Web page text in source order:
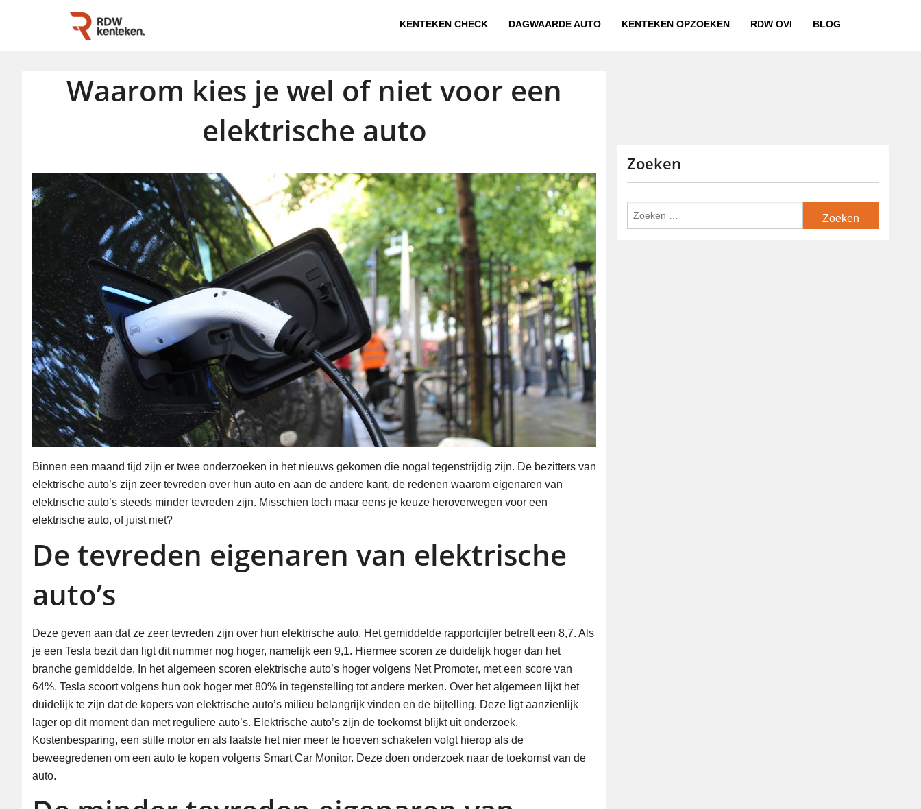
KENTEKEN CHECK DAGWAARDE AUTO KENTEKEN OPZOEKEN RDW OVI BLOG
Waarom kies je wel of niet voor een
elektrische auto
Binnen een maand tijd zijn er twee onderzoeken in het nieuws gekomen die nogal tegenstrijdig zijn. De bezitters van
elektrische auto’s zijn zeer tevreden over hun auto en aan de andere kant, de redenen waarom eigenaren van
elektrische auto’s steeds minder tevreden zijn. Misschien toch maar eens je keuze heroverwegen voor een
elektrische auto, of juist niet?
De tevreden eigenaren van elektrische
auto’s
Deze geven aan dat ze zeer tevreden zijn over hun elektrische auto. Het gemiddelde rapportcijfer betreft een 8,7. Als
je een Tesla bezit dan ligt dit nummer nog hoger, namelijk een 9,1. Hiermee scoren ze duidelijk hoger dan het
branche gemiddelde. In het algemeen scoren elektrische auto’s hoger volgens Net Promoter, met een score van
64%. Tesla scoort volgens hun ook hoger met 80% in tegenstelling tot andere merken. Over het algemeen lijkt het
duidelijk te zijn dat de kopers van elektrische auto’s milieu belangrijk vinden en de bijtelling. Deze ligt aanzienlijk
lager op dit moment dan met reguliere auto’s. Elektrische auto’s zijn de toekomst blijkt uit onderzoek.
Kostenbesparing, een stille motor en als laatste het nier meer te hoeven schakelen volgt hierop als de
beweegredenen om een auto te kopen volgens Smart Car Monitor. Deze doen onderzoek naar de toekomst van de
auto.
Zoeken